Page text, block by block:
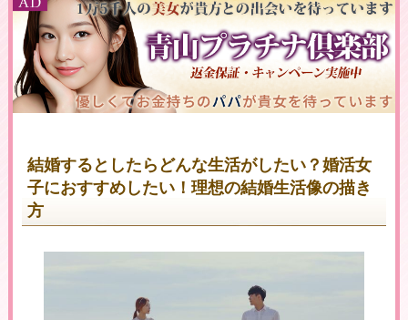
▶女性用公式HPへのリンクです
結婚するとしたらどんな生活がしたい？婚活女
子におすすめしたい！理想の結婚生活像の描き
方